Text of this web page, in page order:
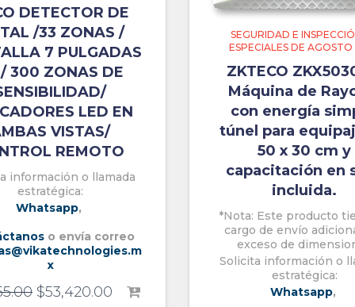
DETECTOR DE
/33 ZONAS /
7 PULGADAS
300 ZONAS DE
LED EN
VISTAS/
REMOTO
información o llamada
estratégica:
Whatsapp,
o envía correo
x
$53,420.00
SEGURIDAD E
ESPECIALES DE
ZKTECO
Máquina de
con energía
túnel para
50 x 30 cm y
capacitación en
incluida.
*Nota: Este producto
cargo de envío
exceso de
Solicita información o
estratégica:
Whatsapp,